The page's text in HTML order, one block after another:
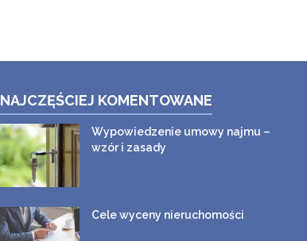
NAJCZĘŚCIEJ KOMENTOWANE
Wypowiedzenie umowy najmu –
wzór i zasady
Cele wyceny nieruchomości